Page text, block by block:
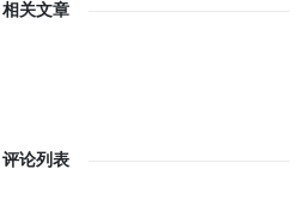
相关文章
评论列表